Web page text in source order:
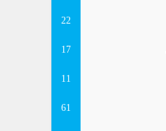
22
17
11
61